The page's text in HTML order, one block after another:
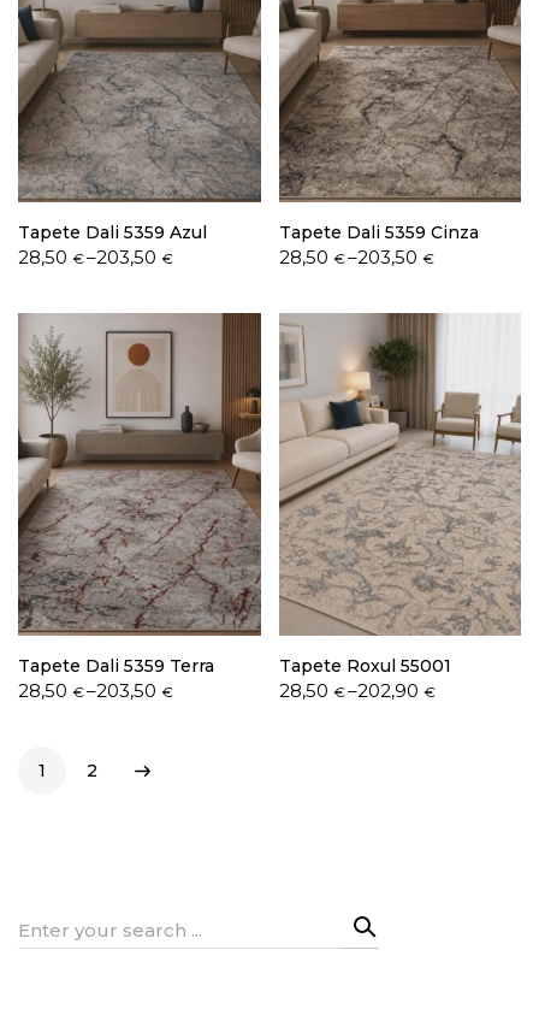
Tapete Dali 5359 Azul
28,50 €–203,50€
Price
through
203,50 €
Tapete Dali 5359 Cinza
28,50 €–203,50 €
Price
through
203,50 €
Tapete Dali 5359 Terra
28,50 €–203,50€
Price
through
Tapete Roxul 55001
28,50 €–202,90 €
Price
1 2
Search